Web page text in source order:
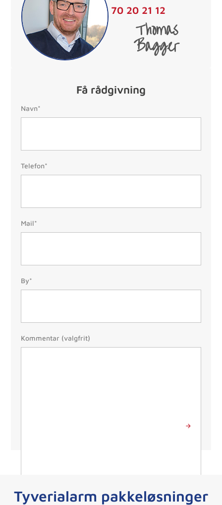
70 20 21 12
Thomas
Bagger
Få rådgivning
Navn:
Navn*
Telefon:
(Påkrævet)
Telefon*
Mail:
(Påkrævet)
Mail*
By/Postnr.
By*
Besked
Kommentar (valgfrit)
Tyverialarm pakkeløsninger